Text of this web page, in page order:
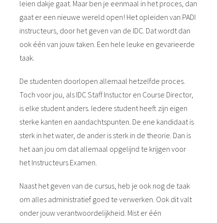
leien dakje gaat. Maar ben je eenmaal in het proces, dan
gaat er een nieuwe wereld open! Het opleiden van PADI
instructeurs, door het geven van de IDC. Dat wordt dan
ook één van jouw taken. Een hele leuke en gevarieerde
taak.
De studenten doorlopen allemaal hetzelfde proces.
Toch voor jou, als IDC Staff Instuctor en Course Director,
is elke student anders. Iedere student heeft zijn eigen
sterke kanten en aandachtspunten. De ene kandidaat is
sterk in het water, de ander is sterk in de theorie. Dan is
het aan jou om dat allemaal opgelijnd te krijgen voor
het Instructeurs Examen.
Naast het geven van de cursus, heb je ook nog de taak
om alles administratief goed te verwerken. Ook dit valt
onder jouw verantwoordelijkheid. Mist er één